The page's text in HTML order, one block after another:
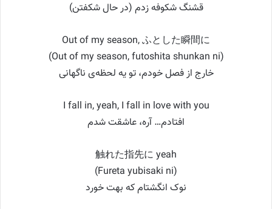
قشنگ شکوفه زدم (در حال شکفتن)
Out of my season, ふとした瞬間に
(Out of my season, futoshita shunkan ni)
خارج از فصل خودم، تو یه لحظه‌ی ناگهانی
I fall in, yeah, I fall in love with you
افتادم… آره، عاشقت شدم
触れた指先に yeah
(Fureta yubisaki ni)
نوک انگشتام که بهت خورد